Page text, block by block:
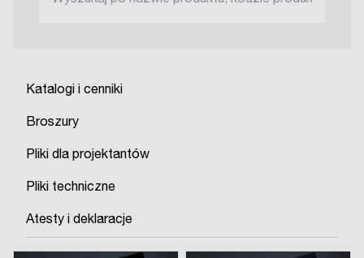
Katalogi i cenniki
Broszury
Pliki dla projektantów
Pliki techniczne
Atesty i deklaracje